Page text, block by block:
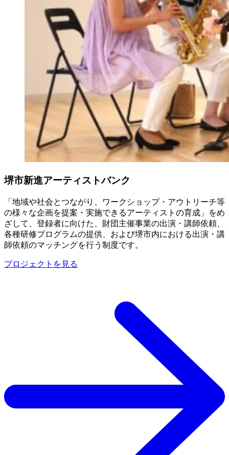
堺市新進アーティストバンク
「地域や社会とつながり、ワークショップ・アウトリーチ等
の様々な企画を提案・実施できるアーティストの育成」をめ
ざして、登録者に向けた、財団主催事業の出演・講師依頼、
各種研修プログラムの提供、および堺市内における出演・講
師依頼のマッチングを行う制度です。
プロジェクトを見る